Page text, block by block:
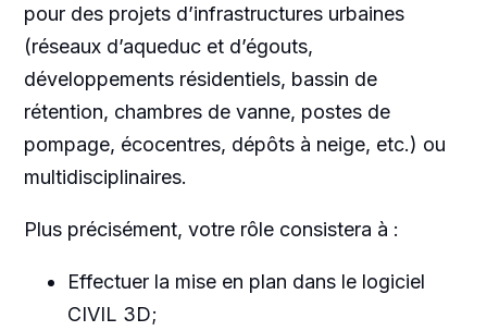
pour des projets d’infrastructures urbaines
(réseaux d’aqueduc et d’égouts,
développements résidentiels, bassin de
rétention, chambres de vanne, postes de
pompage, écocentres, dépôts à neige, etc.) ou
multidisciplinaires.
Plus précisément, votre rôle consistera à :
Effectuer la mise en plan dans le logiciel
CIVIL 3D;